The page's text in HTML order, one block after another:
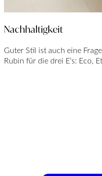
Nachhaltigkeit
Guter Stil ist auch eine
Rubin für die drei E‘s: Eco,